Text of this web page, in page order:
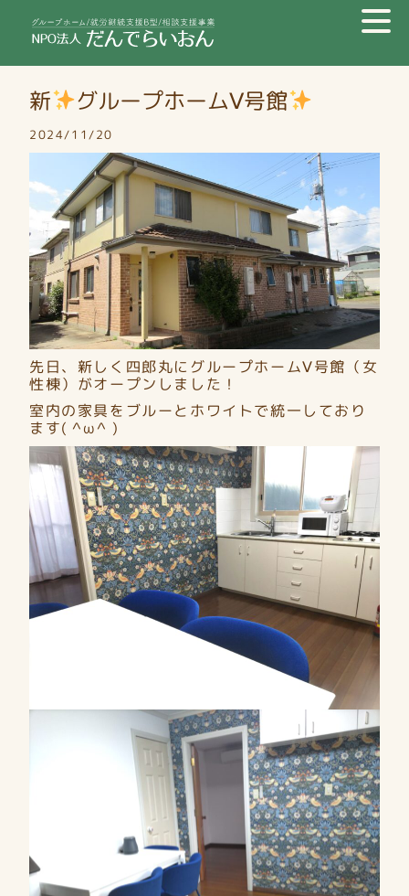
新 グループホームⅤ号館
2024/11/20
先日、新しく四郎丸にグループホームⅤ号館（女
性棟）がオープンしました！
室内の家具をブルーとホワイトで統一しており
ます( ^ω^ )